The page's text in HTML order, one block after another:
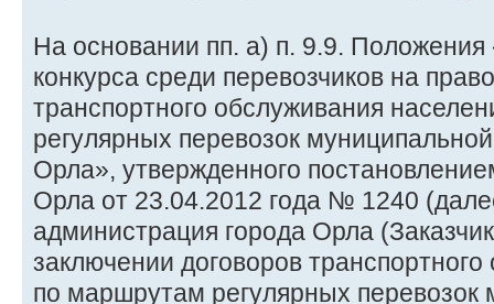
На основании пп. а) п. 9.9.
конкурса среди перевозчиков на
транспортного обслуживания
регулярных перевозок
Орла», утвержденного
Орла от 23.04.2012 года № 1240
администрация города Орла
заключении договоров
по маршрутам регулярных перевозок